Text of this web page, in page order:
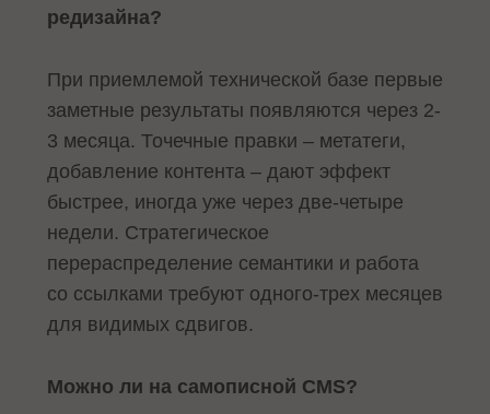
редизайна?
При приемлемой технической базе первые
заметные результаты появляются через 2-
3 месяца. Точечные правки – метатеги,
добавление контента – дают эффект
быстрее, иногда уже через две-четыре
недели. Стратегическое
перераспределение семантики и работа
со ссылками требуют одного-трех месяцев
для видимых сдвигов.
Можно ли на самописной CMS?